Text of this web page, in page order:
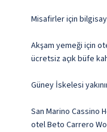
Misafirler için
Akşam yemeği için
ücretsiz açık büfe
Güney İskelesi
San Marino Cassino
otel Beto Carrero